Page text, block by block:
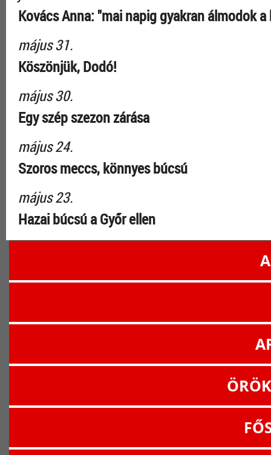
Kovács Anna: "mai napig gyakran álmodok
május 31.
Köszönjük, Dodó!
május 30.
Egy szép szezon zárása
május 24.
Szoros meccs, könnyes búcsú
május 23.
Hazai búcsú a Győr ellen